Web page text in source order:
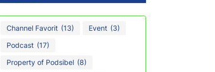
Channel Favorit (13) Event (3)
Podcast (17)
Property of Podsibel (8)